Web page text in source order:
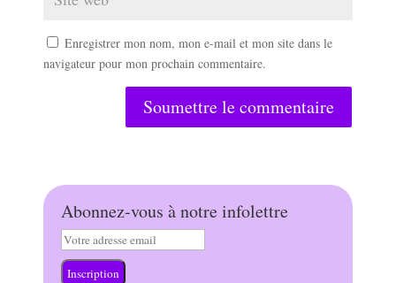
Abonnez-vous à notre infolettre
Inscription
Enregistrer mon nom, mon e-mail et mon site dans le
navigateur pour mon prochain commentaire.
Soumettre le commentaire